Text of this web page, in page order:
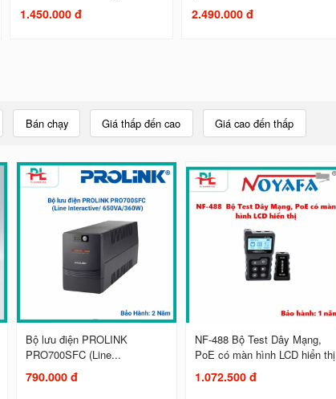
1.450.000 đ 2.490.000 đ
Bán chạy Giá thấp đến cao Giá cao đến thấp
Bộ lưu điện PROLINK
PRO700SFC (Line...
790.000 đ
NF-488 Bộ Test Dây Mạng,
PoE có màn hình LCD hiển thị
1.072.500 đ